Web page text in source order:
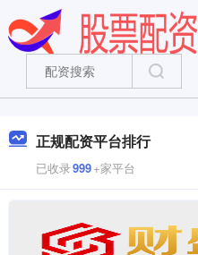
正规配资平台排行
已收录999+家平台